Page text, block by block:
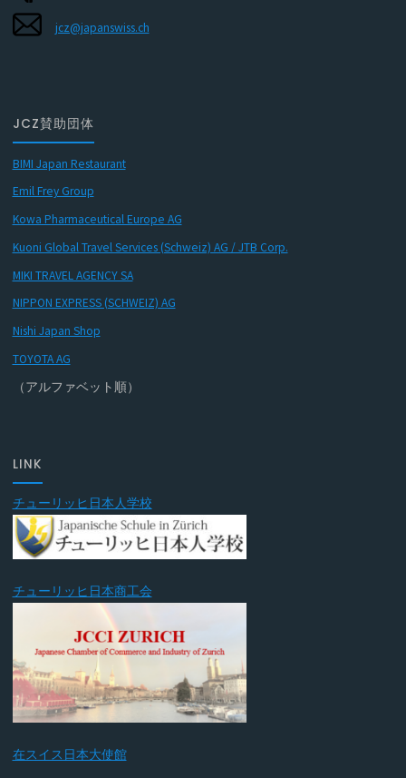
jcz@japanswiss.ch
JCZ賛助団体
BIMI Japan Restaurant
Emil Frey Group
Kowa Pharmaceutical Europe AG
Kuoni Global Travel Services (Schweiz) AG / JTB Corp.
MIKI TRAVEL AGENCY SA
NIPPON EXPRESS (SCHWEIZ) AG
Nishi Japan Shop
TOYOTA AG
（アルファベット順）
LINK
チューリッヒ日本人学校
チューリッヒ日本商工会
在スイス日本大使館